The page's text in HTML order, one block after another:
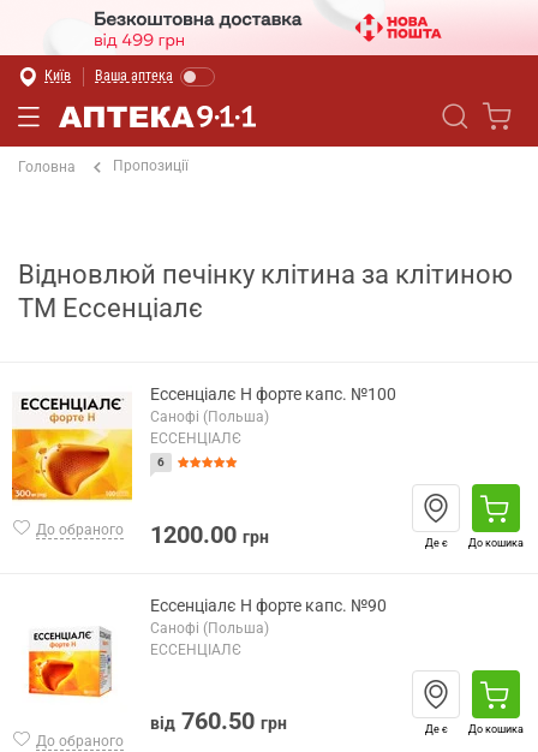
Київ Ваша аптека
Головна Пропозиції
Відновлюй печінку клітина за клітиною
ТМ Ессенціалє
До обраного
Ессенціалє Н форте капс. №100
Санофі (Польша)
ЕССЕНЦІАЛЄ
6
1200.00 грн Де є До кошика
До обраного
Ессенціалє Н форте капс. №90
Санофі (Польша)
ЕССЕНЦІАЛЄ
від 760.50 грн Де є До кошика